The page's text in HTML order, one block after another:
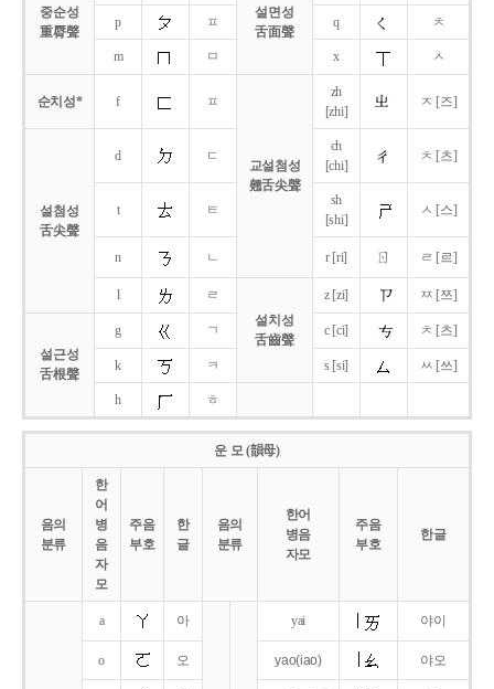
중순성
重脣聲
설면성
舌面聲
p ㅍ q ㅊ
m ㅁ x ㅅ
순치성* f ㅍ
교설첨성
翹舌尖聲
zh
[zhi]
ㅈ [즈]
설첨성
舌尖聲
d ㄷ
ch
[chi]
ㅊ [츠]
t ㅌ
sh
[shi]
ㅅ [스]
n ㄴ r [ri] ㄖ ㄹ [르]
l
ㄹ
설치성
舌齒聲
z [zi] ㅉ [쯔]
설근성
舌根聲
g ㄱ c [ci] ㅊ [츠]
k ㅋ s [si] ㅆ [쓰]
h ㅎ
운 모 (韻母)
음의
분류
한
어
병
음
자
모
주음
부호
한
글
음의
분류
한어
병음
자모
주음
부호
한글
a 아 yai 야이
o 오 yao(iao) 야오